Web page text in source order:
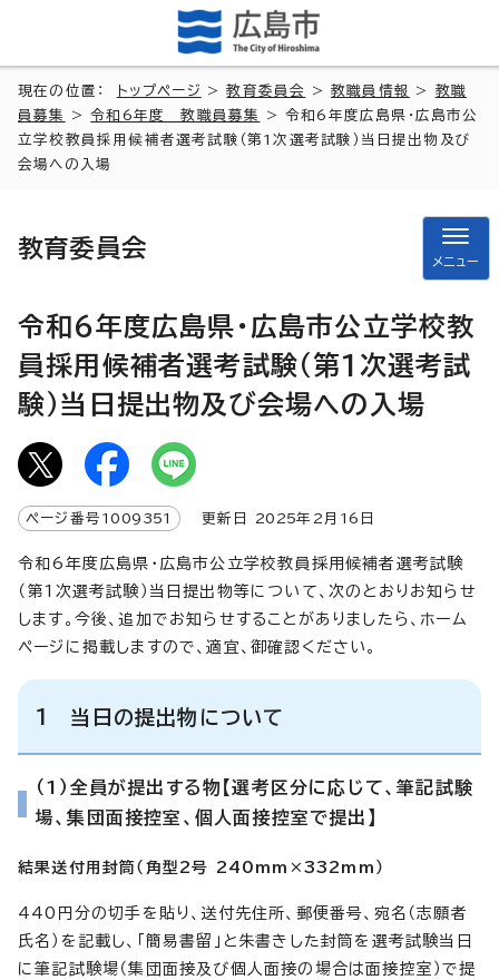
現在の位置： トップページ >教育委員会 >教職員情報 > 教職
員募集
>令和6年度 教職員募集
> 令和6年度広島県・広島市公
立学校教員採用候補者選考試験（第1次選考試験）当日提出物及び
会場への入場
教育委員会
メニュー
令和6年度広島県・広島市公立学校教
員採用候補者選考試験（第1次選考試
験）当日提出物及び会場への入場
ページ番号 1009351 更新日 2025年2月 16 日
令和6年度広島県・広島市公立学校教員採用候補者選考試験
（第1次選考試験）当日提出物等について、次のとおりお知らせ
します。今後、追加でお知らせすることがありましたら、ホーム
ページに掲載しますので、適宜、御確認ください。
1 当日の提出物について
（1）全員が提出する物【選考区分に応じて、筆記試験
場、集団面接控室、個人面接控室で提出】
結果送付用封筒（角型2号 240mm×332mm）
440円分の切手を貼り、送付先住所、郵便番号、宛名（志願者
氏名）を記載し、「簡易書留」と朱書きした封筒を選考試験当日
に筆記試験場（集団面接及び個人面接の場合は面接控室）で提